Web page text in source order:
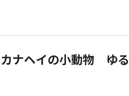
カナヘイの小動物 ゆ